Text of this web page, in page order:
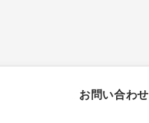
お問い合わせ